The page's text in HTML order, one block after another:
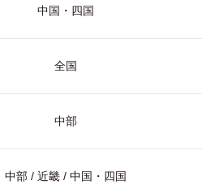
中国・四国
全国
中部
中部 / 近畿 / 中国・四国